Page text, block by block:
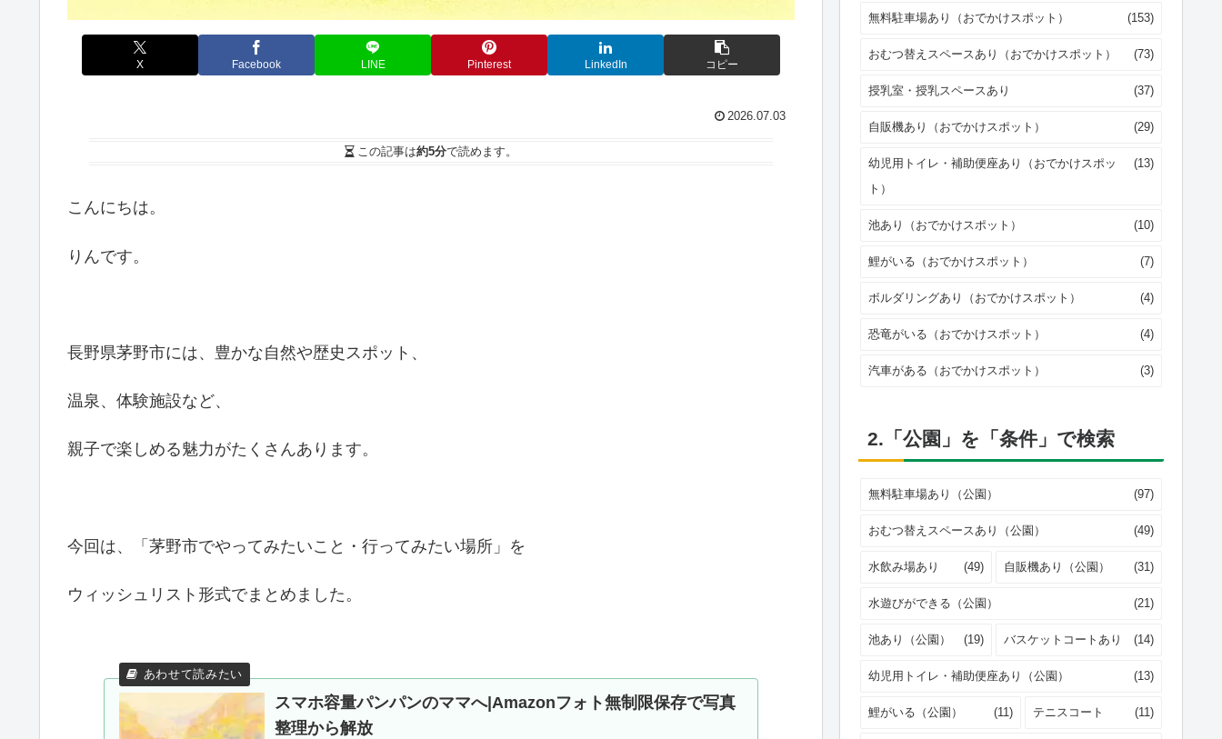
X Facebook LINE Pinterest LinkedIn コピー
2026.07.03
この記事は約5分で読めます。
こんにちは。
りんです。
長野県茅野市には、豊かな自然や歴史スポット、
温泉、体験施設など、
親子で楽しめる魅力がたくさんあります。
今回は、「茅野市でやってみたいこと・行ってみたい場所」を
ウィッシュリスト形式でまとめました。
スマホ容量パンパンのママへ|Amazonフォト無制限保存で写真
整理から解放
無料駐車場あり（おでかけスポット） (153)
おむつ替えスペースあり（おでかけスポット） (73)
授乳室・授乳スペースあり (37)
自販機あり（おでかけスポット） (29)
幼児用トイレ・補助便座あり（おでかけスポッ
ト）
(13)
池あり（おでかけスポット） (10)
鯉がいる（おでかけスポット） (7)
ボルダリングあり（おでかけスポット） (4)
恐竜がいる（おでかけスポット） (4)
汽車がある（おでかけスポット） (3)
2.「公園」を「条件」で検索
無料駐車場あり（公園） (97)
おむつ替えスペースあり（公園） (49)
水飲み場あり (49) 自販機あり（公園） (31)
水遊びができる（公園） (21)
池あり（公園） (19) バスケットコートあり (14)
幼児用トイレ・補助便座あり（公園） (13)
鯉がいる（公園） (11) テニスコート (11)